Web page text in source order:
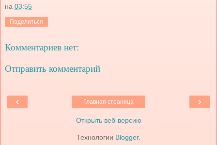
на 03:55
Поделиться
Комментариев нет:
Отправить комментарий
‹ ›
Главная страница
Открыть веб-версию
Технологии Blogger.